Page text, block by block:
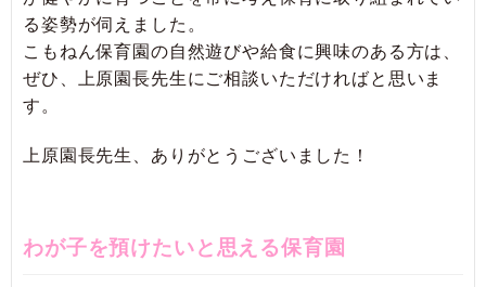
る姿勢が伺えました。
こもねん保育園の自然遊びや給食に興味のある方は、
ぜひ、上原園長先生にご相談いただければと思いま
す。
上原園長先生、ありがとうございました！
わが子を預けたいと思える保育園